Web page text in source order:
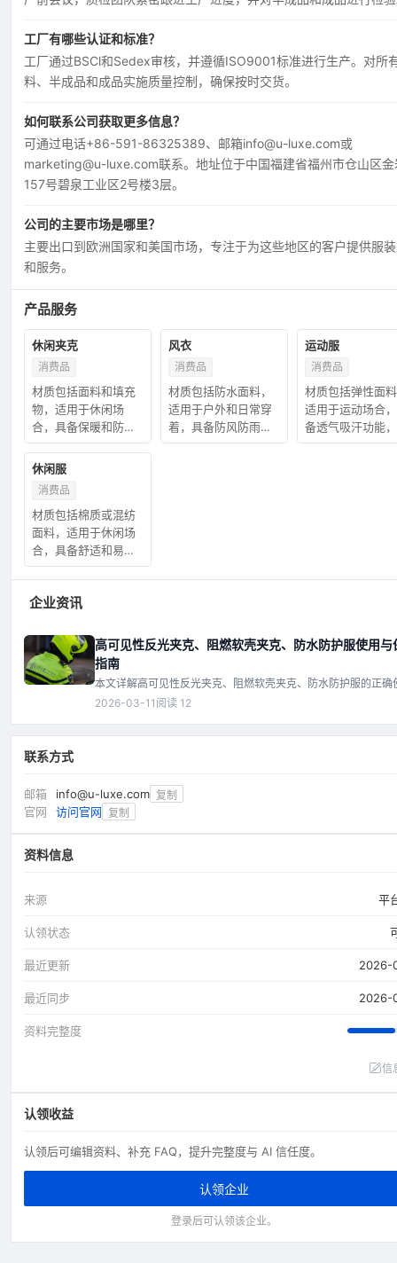
工厂有哪些认证和标准？
工厂通过BSCl和Sedex审核，并遵循ISO9001标准进行生产。对所
料、半成品和成品实施质量控制，确保按时交货。
如何联系公司获取更多信息？
可通过电话+86-591-86325389、邮箱info@u-luxe.com或
marketing@u-luxe.com联系。地址位于中国福建省福州市仓山区金
157号碧泉工业区2号楼3层。
公司的主要市场是哪里？
主要出口到欧洲国家和美国市场，专注于为这些地区的客户提供服
和服务。
产品服务
休闲夹克
消费品
材质包括面料和填充
物，适用于休闲场
合，具备保暖和防风
计简约。
风衣
消费品
材质包括防水面料，
适用于户外和日常穿
着，具备防风防雨功
运动服
消费品
材质包括弹性面
适用于运动场合
备透气吸汗功能
休闲服
消费品
材质包括棉质或混纺
面料，适用于休闲场
合，具备舒适和易打
企业资讯
高可见性反光夹克、阻燃软壳夹克、防水防护服使用与
指南
本文详解高可见性反光夹克、阻燃软壳夹克、防水防护服的正确
法和保养技巧，包括清洗、存储、检查等关键步骤，帮助延长防
2026-03-11 阅读 12
联系方式
邮箱 info@u-luxe.com 复制
官网 访问官网 复制
资料信息
来源 平
认领状态
最近更新 2026-
最近同步 2026-
资料完整度
信
认领收益
认领后可编辑资料、补充 FAQ，提升完整度与 AI 信任度。
认领企业
登录后可认领该企业。